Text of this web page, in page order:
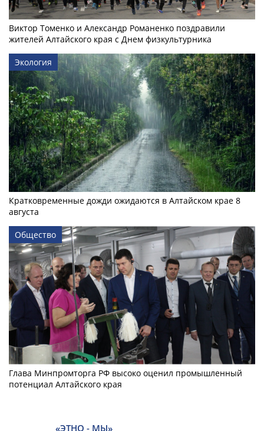
Виктор Томенко и Александр Романенко поздравили
жителей Алтайского края с Днем физкультурника
Экология
Кратковременные дожди ожидаются в Алтайском крае 8
августа
Общество
Глава Минпромторга РФ высоко оценил промышленный
потенциал Алтайского края
«ЭТНО - МЫ»